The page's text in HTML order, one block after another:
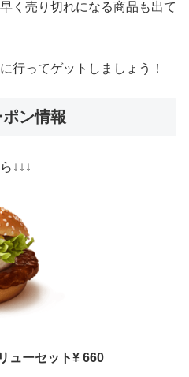
く売り切れになる商品も出て
行ってゲットしましょう！
ン情報
↓↓↓
ーセット¥ 660